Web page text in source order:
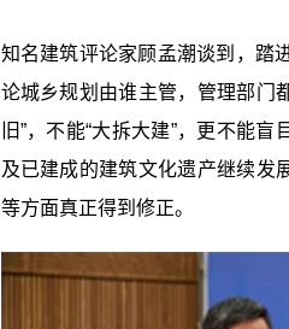
知名建筑评论家顾孟潮谈到，踏
论城乡规划由谁主管，管理部门
旧”，不能“大拆大建”，更不能
及已建成的建筑文化遗产继续发
等方面真正得到修正。